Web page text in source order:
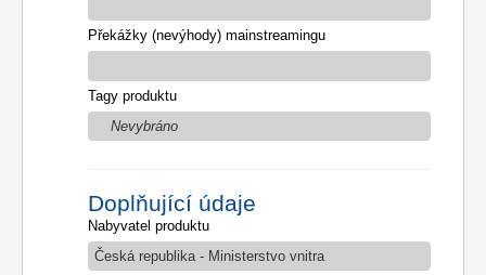
Překážky (nevýhody) mainstreamingu
Tagy produktu
Nevybráno
Doplňující údaje
Nabyvatel produktu
Česká republika - Ministerstvo vnitra